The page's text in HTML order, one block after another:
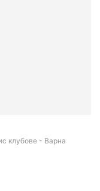
клубове - Варна